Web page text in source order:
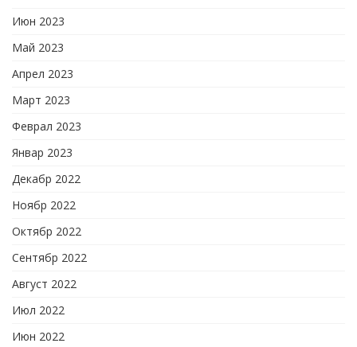
Июн 2023
Май 2023
Апрел 2023
Март 2023
Феврал 2023
Январ 2023
Декабр 2022
Ноябр 2022
Октябр 2022
Сентябр 2022
Август 2022
Июл 2022
Июн 2022